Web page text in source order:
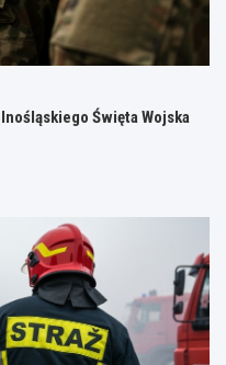
Święta Wojska